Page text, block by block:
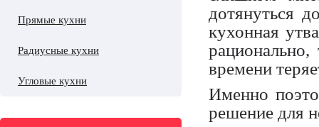
Прямые кухни
Радиусные кухни
Угловые кухни
дотянуться
кухонная
рационально,
времени
Именно
решение для